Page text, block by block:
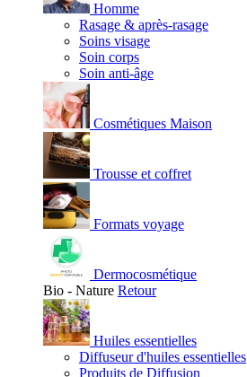
Homme
Rasage & après-rasage
Soins visage
Soin corps
Soin anti-âge
Cosmétiques Maison
Trousse et coffret
Formats voyage
Dermocosmétique
Bio - Nature Retour
Huiles essentielles
Diffuseur d'huiles essentielles
Produits de Diffusion